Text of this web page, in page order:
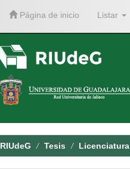
Página de inicio Listar
RIUdeG Tesis Licenciatura